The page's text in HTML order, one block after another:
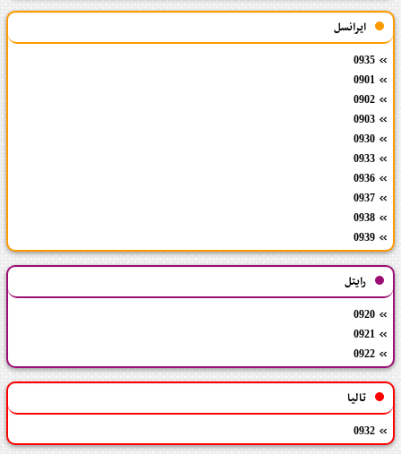
ایرانسل
0935
0901
0902
0903
0930
0933
0936
0937
0938
0939
رایتل
0920
0921
0922
تالیا
0932